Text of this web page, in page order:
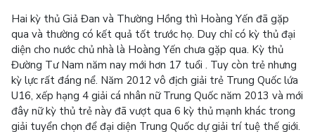
Hai kỳ thủ Giả Đan và Thường Hồng thì Hoàng Yến đã gặp
qua và thường có kết quả tốt trước họ. Duy chỉ có kỳ thủ đại
diện cho nước chủ nhà là Hoàng Yến chưa gặp qua. Kỳ thủ
Đường Tư Nam năm nay mới hơn 17 tuổi . Tuy còn trẻ nhưng
kỳ lực rất đáng nể. Năm 2012 vô địch giải trẻ Trung Quốc lứa
U16, xếp hạng 4 giải cá nhân nữ Trung Quốc năm 2013 và mới
đây nữ kỳ thủ trẻ này đã vượt qua 6 kỳ thủ mạnh khác trong
giải tuyển chọn để đại diện Trung Quốc dự giải trí tuệ thế giới.